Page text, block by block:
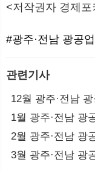
<저작권자 경제
#광주·전남 광공업
관련기사
12월 광주·전남
1월 광주·전남 광
2월 광주·전남 광
3월 광주·전남 광